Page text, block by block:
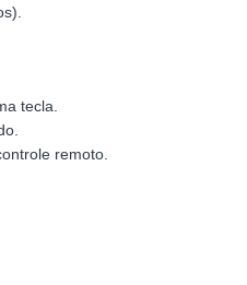
tecla.
remoto.